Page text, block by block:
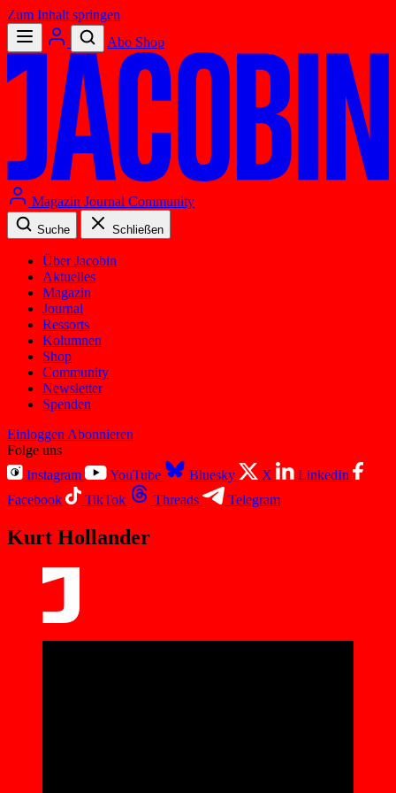
Zum Inhalt springen
Abo Shop
Magazin Journal Community
Suche Schließen
Über Jacobin
Aktuelles
Magazin
Journal
Ressorts
Kolumnen
Shop
Community
Newsletter
Spenden
Einloggen Abonnieren
Folge uns
Instagram
YouTube Bluesky X
LinkedIn
Facebook
TikTok Threads Telegram
Kurt Hollander